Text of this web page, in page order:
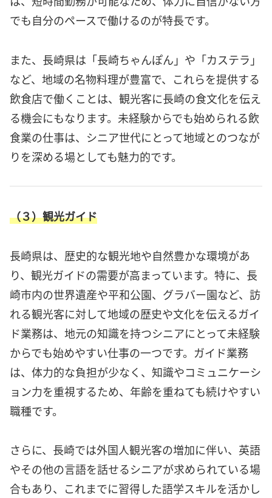
でも自分のペースで働けるのが特長です。
また、長崎県は「長崎ちゃんぽん」や「カステラ」
など、地域の名物料理が豊富で、これらを提供する
飲食店で働くことは、観光客に長崎の食文化を伝え
る機会にもなります。未経験からでも始められる飲
食業の仕事は、シニア世代にとって地域とのつなが
りを深める場としても魅力的です。
（３）観光ガイド
長崎県は、歴史的な観光地や自然豊かな環境があ
り、観光ガイドの需要が高まっています。特に、長
崎市内の世界遺産や平和公園、グラバー園など、訪
れる観光客に対して地域の歴史や文化を伝えるガイ
ド業務は、地元の知識を持つシニアにとって未経験
からでも始めやすい仕事の一つです。ガイド業務
は、体力的な負担が少なく、知識やコミュニケーシ
ョン力を重視するため、年齢を重ねても続けやすい
職種です。
さらに、長崎では外国人観光客の増加に伴い、英語
やその他の言語を話せるシニアが求められている場
合もあり、これまでに習得した語学スキルを活かし